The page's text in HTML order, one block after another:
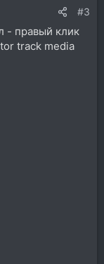
#3
- правый клик
track media